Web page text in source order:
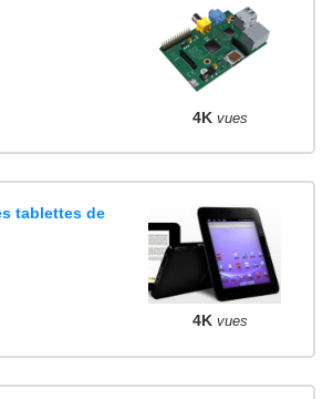
4K vues
tablettes de
4K vues